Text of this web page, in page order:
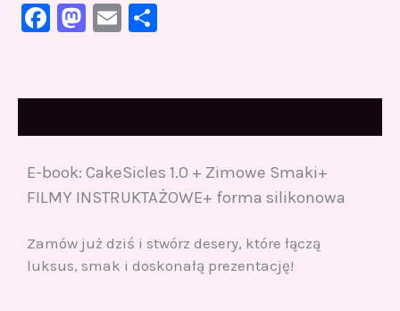
Facebook
Mastodon
Email
E-book: CakeSicles 1.0 + Zimowe Smaki+
FILMY INSTRUKTAŻOWE+ forma silikonowa
Zamów już dziś i stwórz desery, które łączą
luksus, smak i doskonałą prezentację!